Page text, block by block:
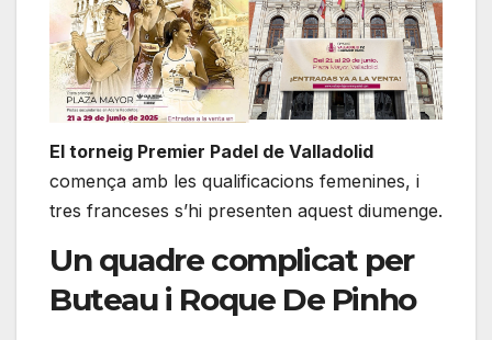
El torneig Premier Padel de Valladolid
comença amb les qualificacions femenines, i
tres franceses s’hi presenten aquest diumenge.
Un quadre complicat per
Buteau i Roque De Pinho